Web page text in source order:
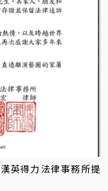
英得力法律事務所提